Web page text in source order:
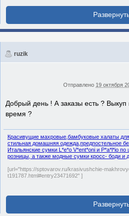
ruzik
Отправлено 19 октября
Добрый день ! А заказы есть ?
время ?
Красивущие махровые,бамбуковые халаты
стильная домашняя одежда,предпостельное
Итальянские сумки L*e*o V*ent*oni и P*a*l*io
розницы, а также модные сумки кросс- боди и
[url="https://sptovarov.ru/krasivushchie-
t191787.html#entry23471692" ]